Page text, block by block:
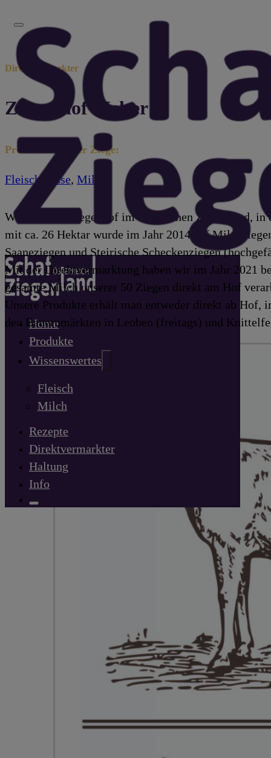
Home
Produkte
Wissenswertes
Fleisch
Milch
Rezepte
Direktvermarkter
Haltung
Info
Direktvermarkter
Ziegenhof Melter
Produkte von der Ziege:
Fleisch Käse, Milch
Wir sind ein Ziegenhof im Steirischen Zirbenland, in
mit ca. 26 Hektar wurde im Jahr 2014 auf
Saaneziegen und Steirische Scheckenziegen
Mit der Direktvermarktung haben wir im Jahr 2021
gesamte Milch unserer 50 Ziegen direkt am Hof
Unsere Produkte erhält man entweder direkt ab Hof,
den Bauernmärkten in Leoben (freitags) und